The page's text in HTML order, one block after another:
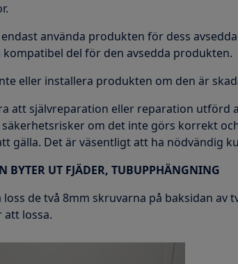
använda produkten för dess
kompatibel del för den avsedda produkten.
eller installera produkten om den är
att självreparation eller reparation utförd
om det inte görs korrekt
gälla. Det är väsentligt att ha nödvändig
BYTER UT FJÄDER, TUBUPPHÄNGNING
loss de två 8mm skruvarna på baksidan av
att lossa.